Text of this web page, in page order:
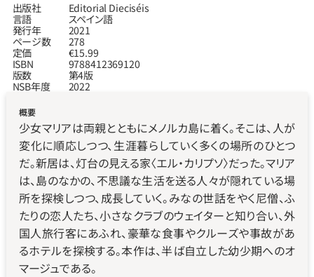
出版社
Editorial Dieciséis
言語
スペイン語
発行年
2021
ページ数
278
定価
€15.99
ISBN
9788412369120
版数
第4版
NSB年度
2022
概要
少女マリアは両親とともにメノルカ島に着く。そこは、人が
変化に順応しつつ、生涯暮らしていく多くの場所のひとつ
だ。新居は、灯台の見える家〈エル・カリプソ〉だった。マリア
は、島のなかの、不思議な生活を送る人々が隠れている場
所を探検しつつ、成長していく。みなの世話をやく尼僧、ふ
たりの恋人たち、小さなクラブのウェイターと知り合い、外
国人旅行客にあふれ、豪華な食事やクルーズや事故があ
るホテルを探検する。本作は、半ば自立した幼少期へのオ
マージュである。